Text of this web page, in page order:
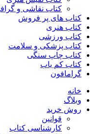
کتاب نقاشی و
کتاب های پر فروش
کتاب هنری
کتاب ورزشی
کتاب پزشکی و سلامت
کتاب چاپ سنگی
کتاب کم یاب
گرامافون
خانه
وبلاگ
روش خرید
قوانین
کارشناسی کتاب